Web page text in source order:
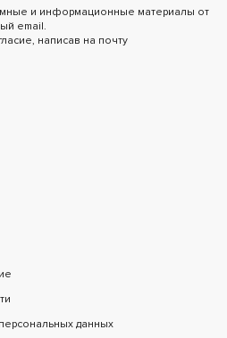
и информационные материалы от
email.
написав на почту
данных